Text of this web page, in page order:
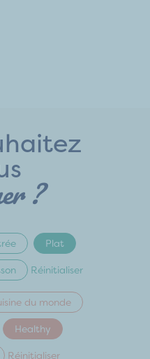
?
Plat
Réinitialiser
du monde
Healthy
Réinitialiser